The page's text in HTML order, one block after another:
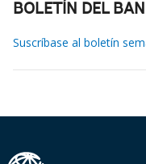
BOLETÍN DEL
Suscríbase al boletín